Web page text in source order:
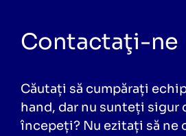
Contactaţi-ne
Căutați să cumpărați
hand, dar nu sunteți sigur
începeți? Nu ezitați să ne